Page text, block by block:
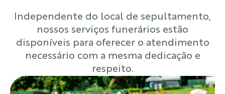
Independente do local de sepultamento,
nossos serviços funerários estão
disponíveis para oferecer o atendimento
necessário com a mesma dedicação e
respeito.